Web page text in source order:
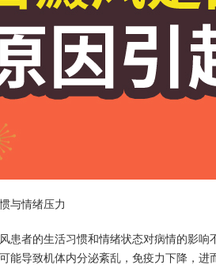
情绪压力
者的生活习惯和情绪状态对病情的影响
能导致机体内分泌紊乱，免疫力下降，